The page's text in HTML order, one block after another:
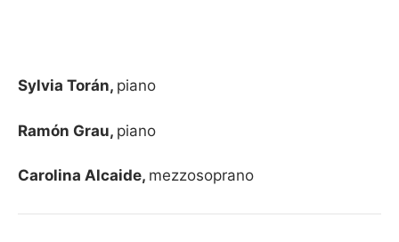
Sylvia Torán, piano
Ramón Grau, piano
Carolina Alcaide, mezzosoprano